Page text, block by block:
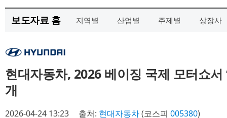
보도자료 홈 지역별 산업별 주제별 상장사
현대자동차, 2026 베이징 국제 모터쇼서
개
2026-04-24 13:23 출처: 현대자동차(코스피 005380)